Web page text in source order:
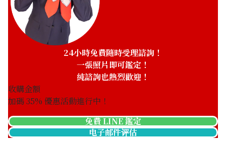
24小時免費隨時受理諮詢！
一張照片即可鑑定！
純諮詢也熱烈歡迎！
收購金額
加碼35% 優惠活動進行中！
免費 LINE 鑑定
电子邮件评估